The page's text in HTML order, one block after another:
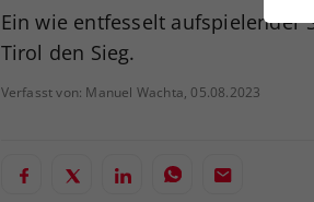
Ein wie entfesselt aufspielender
Tirol den Sieg.
Verfasst von: Manuel Wachta, 05.08.2023